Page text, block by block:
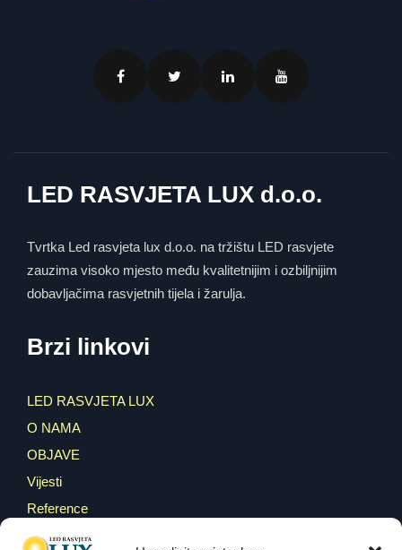
LED RASVJETA LUX d.o.o.
Tvrtka Led rasvjeta lux d.o.o. na tržištu LED rasvjete
zauzima visoko mjesto među kvalitetnijim i ozbiljnijim
dobavljačima rasvjetnih tijela i žarulja.
Brzi linkovi
LED RASVJETA LUX
O NAMA
OBJAVE
Vijesti
Reference
WEBSHOP